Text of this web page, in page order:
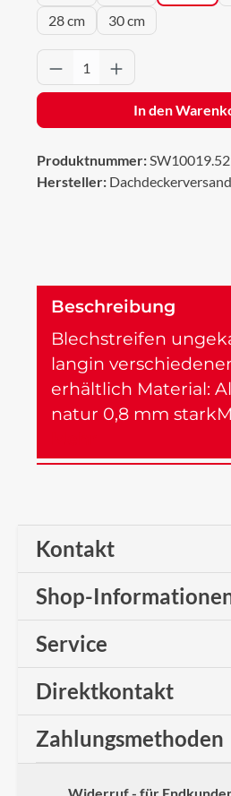
28 cm
30 cm
Produkt Anzahl: Gib
In den
Produktnummer:SW10019.52
Hersteller:
Beschreibung
Blechstreifen
langin
erhältlich Material:
natur 0,8 mm
Kontakt
Shop-
Service
Direktkontakt
Zahlungsmethoden